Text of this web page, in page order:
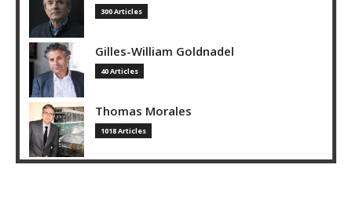
300 Articles
Gilles-William Goldnadel
40 Articles
Thomas Morales
1018 Articles